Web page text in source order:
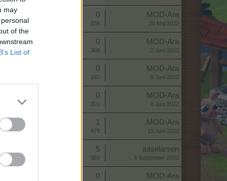
may
of the
List of
0
336
MOD-Ara
25 Maj 2022
0
308
MOD-Ara
2 Juni 2022
0
292
MOD-Ara
8 Juni 2022
0
301
MOD-Ara
8 Juni 2022
1
479
MOD-Ara
15 Juni 2022
5
389
aaselarsen
4 September 2022
0 MOD-Ara